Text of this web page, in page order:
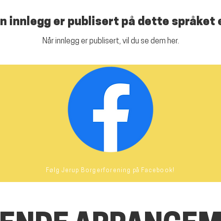
innlegg er publisert på dette språket
Når innlegg er publisert, vil du se dem her.
Følg Jerup Borgerforening på Facebook!